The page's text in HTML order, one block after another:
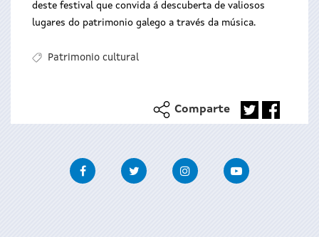
deste festival que convida á descuberta de valiosos
lugares do patrimonio galego a través da música.
Patrimonio cultural
Comparte
FacebookTwitter InstagramYoutube